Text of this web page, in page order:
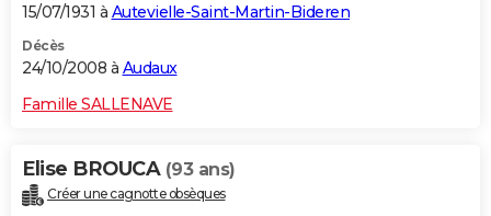
15/07/1931 à Autevielle-Saint-Martin-Bideren
Décès
24/10/2008 à Audaux
Famille SALLENAVE
Elise BROUCA (93 ans)
Créer une cagnotte obsèques